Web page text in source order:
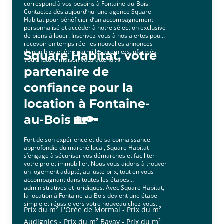
correspond à vos besoins à Fontaine-au-Bois.
Contactez dès aujourd’hui une agence Square
Habitat pour bénéficier d’un accompagnement
personnalisé et accéder à notre sélection exclusive
de biens à louer. Inscrivez-vous à nos alertes pour
recevoir en temps réel les nouvelles annonces
disponibles et être parmi les premiers informés.
Votre future maison vous attend !
Square Habitat, votre
partenaire de
confiance pour la
location à Fontaine-
au-Bois 🏡🔑
Fort de son expérience et de sa connaissance
approfondie du marché local, Square Habitat
s’engage à sécuriser vos démarches et faciliter
votre projet immobilier. Nous vous aidons à trouver
un logement adapté, au juste prix, tout en vous
accompagnant dans toutes les étapes
administratives et juridiques. Avec Square Habitat,
la location à Fontaine-au-Bois devient une étape
simple et réussie vers votre nouveau chez-vous.
Prix du m² L'Orée de Mormal - Prix du m²
Audignies - Prix du m² Bavay - Prix du m²